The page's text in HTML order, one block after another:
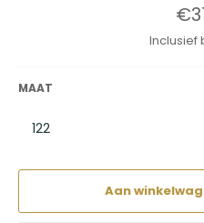
prijs
Inclusief
MAAT
Aan